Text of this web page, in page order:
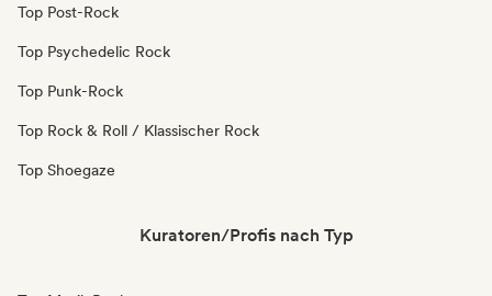
Top Post-Rock
Top Psychedelic Rock
Top Punk-Rock
Top Rock & Roll / Klassischer Rock
Top Shoegaze
Kuratoren/Profis nach Typ